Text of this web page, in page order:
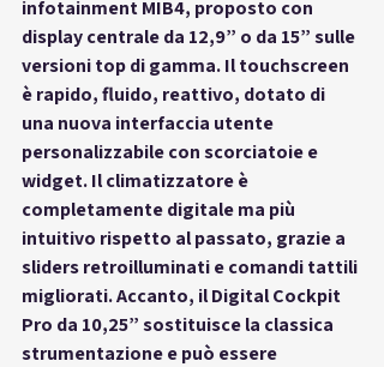
infotainment MIB4, proposto con
display centrale da 12,9” o da 15” sulle
versioni top di gamma. Il touchscreen
è rapido, fluido, reattivo, dotato di
una nuova interfaccia utente
personalizzabile con scorciatoie e
widget. Il climatizzatore è
completamente digitale ma più
intuitivo rispetto al passato, grazie a
sliders retroilluminati e comandi tattili
migliorati. Accanto, il Digital Cockpit
Pro da 10,25” sostituisce la classica
strumentazione e può essere